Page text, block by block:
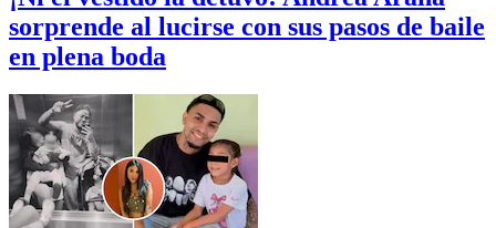
sorprende al lucirse con sus pasos de baile
en plena boda